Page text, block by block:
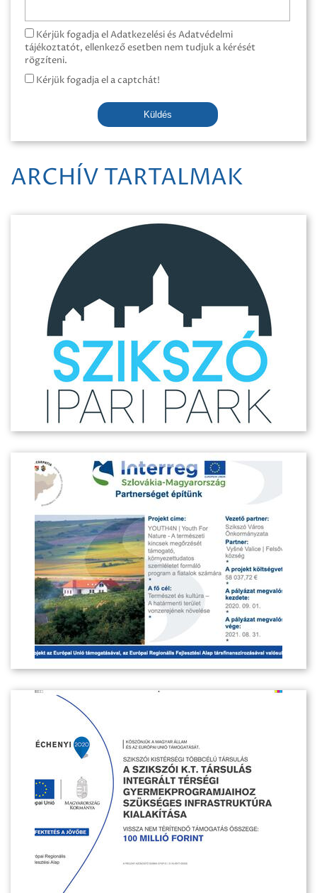
Kérjük fogadja el Adatkezelési és Adatvédelmi
tájékoztatót, ellenkező esetben nem tudjuk a kérését
rögzíteni.
Kérjük fogadja el a captchát!
Küldés
ARCHÍV TARTALMAK